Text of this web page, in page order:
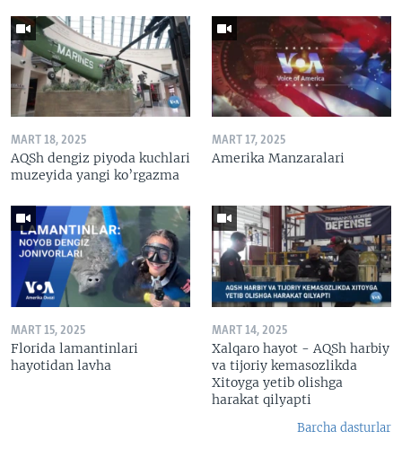
MART 18, 2025
AQSh dengiz piyoda kuchlari
muzeyida yangi ko’rgazma
MART 17, 2025
Amerika Manzaralari
MART 15, 2025
Florida lamantinlari
hayotidan lavha
MART 14, 2025
Xalqaro hayot - AQSh harbiy
va tijoriy kemasozlikda
Xitoyga yetib olishga
harakat qilyapti
Barcha dasturlar